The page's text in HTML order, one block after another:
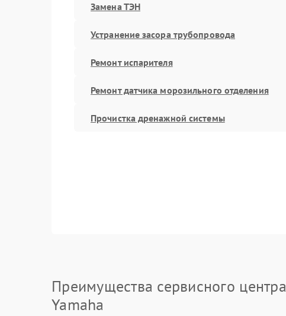
Замена ТЭН
Устранение засора трубопровода
Ремонт испарителя
Ремонт датчика морозильного отделения
Прочистка дренажной системы
Преимущества сервисного центра
Yamaha